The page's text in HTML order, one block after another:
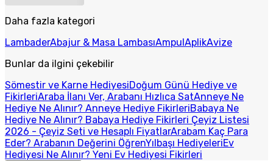
Daha fazla kategori
LambaderAbajur & Masa LambasıAmpulAplikAvize
Bunlar da ilgini çekebilir
Sömestir ve Karne HediyesiDoğum Günü Hediye ve
FikirleriAraba İlanı Ver, Arabanı Hızlıca SatAnneye Ne
Hediye Ne Alınır? Anneye Hediye FikirleriBabaya Ne
Hediye Ne Alınır? Babaya Hediye Fikirleri Çeyiz Listesi
2026 - Çeyiz Seti ve Hesaplı FiyatlarArabam Kaç Para
Eder? Arabanın Değerini ÖğrenYılbaşı HediyeleriEv
Hediyesi Ne Alınır? Yeni Ev Hediyesi Fikirleri